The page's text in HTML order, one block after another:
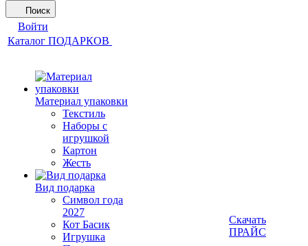
Поиск
Войти
Каталог ПОДАРКОВ
Материал упаковки
Текстиль
Наборы с
игрушкой
Картон
Жесть
Вид подарка
Символ года
2027
Кот Басик
Игрушка
Скачать
ПРАЙС